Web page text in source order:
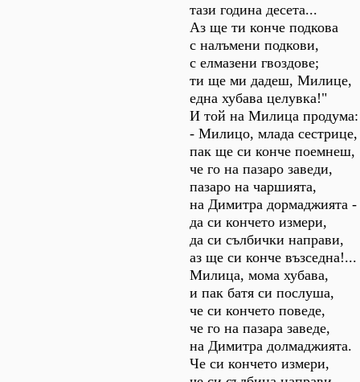
тази година десета...
Аз ще ти конче подкова
с налъмени подкови,
с елмазени гвоздове;
ти ще ми дадеш, Милице,
една хубава целувка!"
И той на Милица продума:
- Милицо, млада сестрице,
пак ще си конче поемнеш,
че го на пазаро заведи,
пазаро на чаршията,
на Димитра дормаджията -
да си кончето измери,
да си сълбички направи,
аз ще си конче възседна!...
Милица, мома хубава,
и пак батя си послуша,
че си кончето поведе,
че го на пазара заведе,
на Димитра долмаджията.
Че си кончето измери,